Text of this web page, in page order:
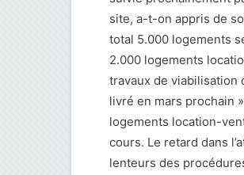
site, a-t-on appris de
total 5.000 logements
2.000 logements
travaux de viabilisation
livré en mars prochain
logements location-
cours. Le retard dans
lenteurs des